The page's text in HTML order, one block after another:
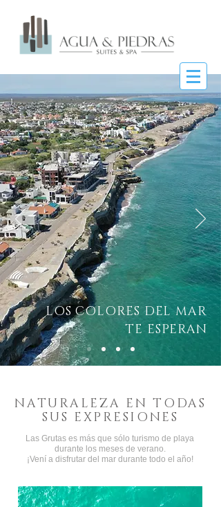
LOS COLORES DEL MAR
TE ESPERAN
NATURALEZA EN TODAS
SUS EXPRESIONES
Las Grutas es más que sólo turismo de playa
durante los meses de verano.
¡Vení a disfrutar del mar durante todo el año!